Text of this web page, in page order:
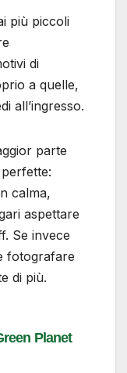
più piccoli
di
a quelle,
all’ingresso.
parte
calma,
aspettare
Se invece
fotografare
di più.
Planet